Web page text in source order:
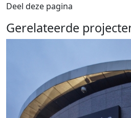
Deel deze pagina
Gerelateerde